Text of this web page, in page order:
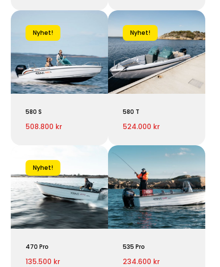
Nyhet!
580 S
508.800 kr
Nyhet!
580 T
524.000 kr
Nyhet!
470 Pro
135.500 kr
535 Pro
234.600 kr